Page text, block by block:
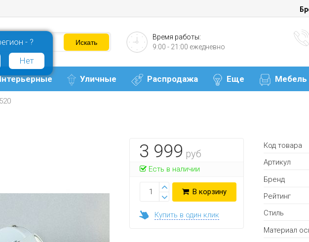
- ?
Нет
Время работы:
9:00 - 21:00 ежедневно
Уличные Распродажа Еще Мебель
3 999 руб
Есть в наличии
В корзину
Купить в один клик
Код товара
Артикул
Бренд
Рейтинг
Стиль
Материал